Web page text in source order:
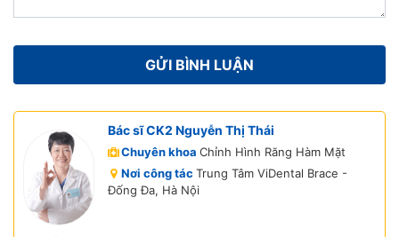
Bác sĩ CK2 Nguyễn Thị Thái
Chuyên khoa Chỉnh Hình Răng Hàm Mặt
Nơi công tác Trung Tâm ViDental Brace -
Đống Đa, Hà Nội